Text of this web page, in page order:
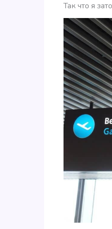
Так что я